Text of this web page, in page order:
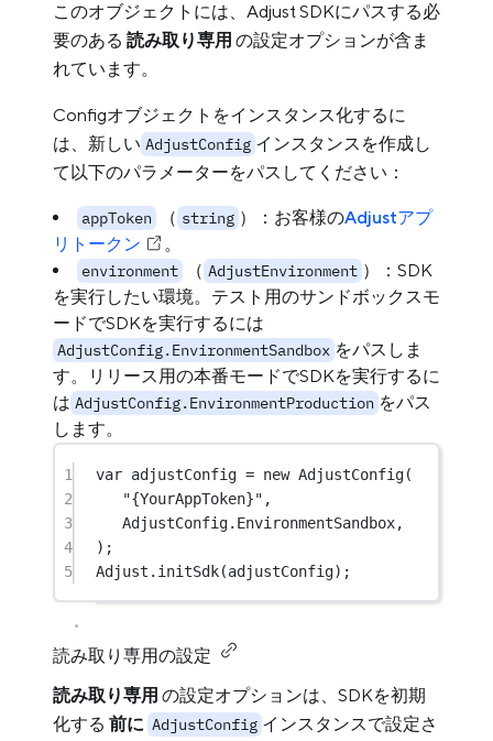
このオブジェクトには、Adjust SDKにパスする必
要のある 読み取り専用 の設定オプションが含ま
れています。
Configオブジェクトをインスタンス化するに
は、新しい AdjustConfig インスタンスを作成し
て以下のパラメーターをパスしてください：
appToken （ string ）：お客様のAdjustアプ
リトークン
。
environment （ AdjustEnvironment ）：SDK
を実行したい環境。テスト用のサンドボックスモ
ードでSDKを実行するには
AdjustConfig.EnvironmentSandbox をパスしま
す。リリース用の本番モードでSDKを実行するに
は AdjustConfig.EnvironmentProduction をパス
します。
1 var adjustConfig = new AdjustConfig(
2
"{YourAppToken}" ,
3
AdjustConfig.EnvironmentSandbox,
4
);
5
Adjust. initSdk(adjustConfig);
読み取り専用の設定
読み取り専用 の設定オプションは、SDKを初期
化する 前に AdjustConfig インスタンスで設定さ